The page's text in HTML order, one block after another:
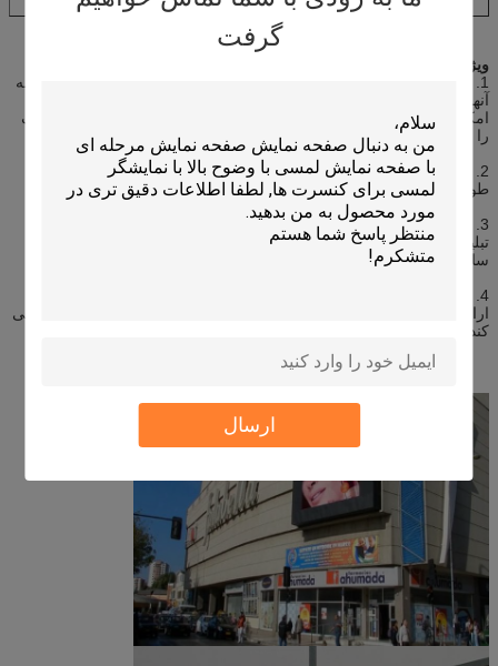
گرفت
ارسال
ویژگی های
1. انعطاف پذیری: صفحه نمایش های LED بسیار انعطاف پذیر هستند که به
آنها اجازه می دهد تا به اشکال و اندازه های مختلف شکل داده شوند و
امکان ایجاد صفحه نمایش های سفارشی برای برنامه های تبلیغاتی مختلف
را فراهم می کند.
2. بادوام تر.لامپ LED با کیفیت بالا و آی سی با کیفیت بالا را با زمان
طولانی تر اتخاذ کنید.
تبلیغاتی سنتی انرژی کمتری مصرف می کنند، که آنها را به گزینه ای
سازگارتر با محیط زیست تبدیل می کند.
ارائه می دهند و آنها را برای رویدادهای فضای باز در مقیاس بزرگ عالی می
کند.